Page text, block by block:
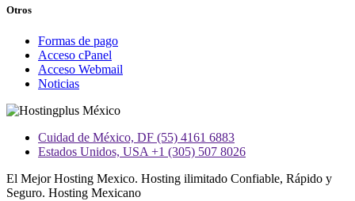
Otros
Formas de pago
Acceso cPanel
Acceso Webmail
Noticias
Cuidad de México, DF (55) 4161 6883
Estados Unidos, USA +1 (305) 507 8026
El Mejor Hosting Mexico. Hosting ilimitado Confiable, Rápido y
Seguro. Hosting Mexicano